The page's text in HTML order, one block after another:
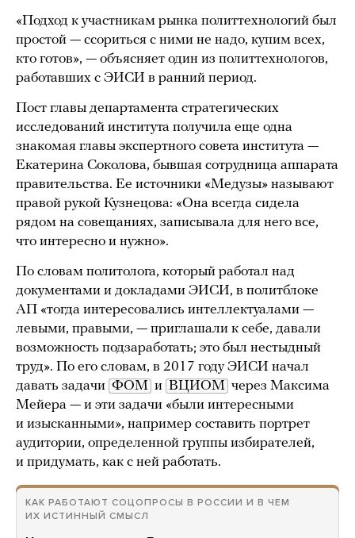
«Подход к участникам рынка политтехнологий был
простой — ссориться с ними не надо, купим всех,
кто готов», — объясняет один из политтехнологов,
работавших с ЭИСИ в ранний период.
Пост главы департамента стратегических
исследований института получила еще одна
знакомая главы экспертного совета института —
Екатерина Соколова, бывшая сотрудница аппарата
правительства. Ее источники «Медузы» называют
правой рукой Кузнецова: «Она всегда сидела
рядом на совещаниях, записывала для него все,
что интересно и нужно».
По словам политолога, который работал над
документами и докладами ЭИСИ, в политблоке
АП «тогда интересовались интеллектуалами —
левыми, правыми, — приглашали к себе, давали
возможность подзаработать; это был нестыдный
труд». По его словам, в 2017 году ЭИСИ начал
давать задачи ФОМ и ВЦИОМ через Максима
Мейера — и эти задачи «были интересными
и изысканными», например составить портрет
аудитории, определенной группы избирателей,
и придумать, как с ней работать.
КАК РАБОТАЮТ СОЦОПРОСЫ В РОССИИ И В ЧЕМ
ИХ ИСТИННЫЙ СМЫСЛ